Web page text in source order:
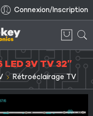
Connexion/Inscription
3V TV 32″
Rétroéclairage TV